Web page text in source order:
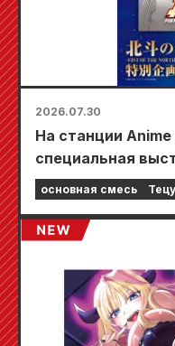
2026.07.30
На станции
специальная
фильму «Кулак
основная смесь